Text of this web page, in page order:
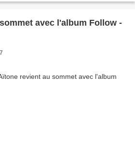
avec l'album Follow -